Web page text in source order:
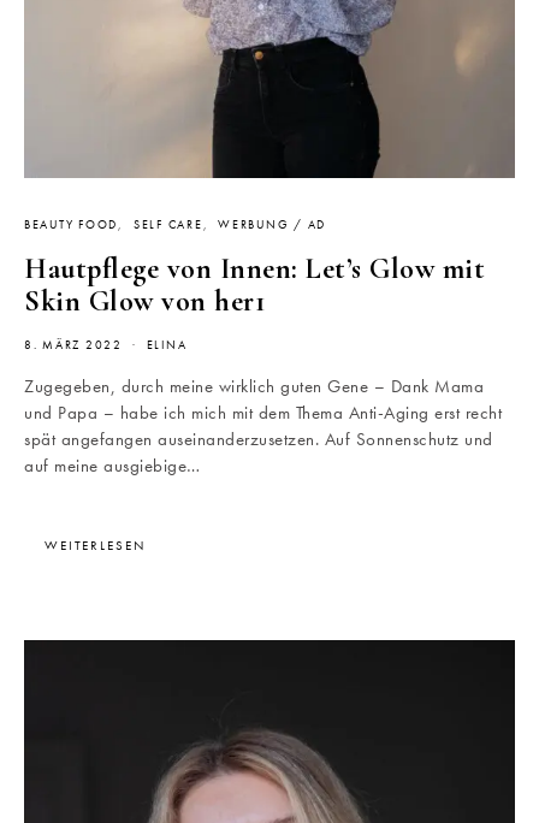
BEAUTY FOOD SELF CARE WERBUNG / AD
Hautpflege von Innen: Let’s Glow mit
Skin Glow von her1
8. MÄRZ 2022 ELINA
Zugegeben, durch meine wirklich guten Gene – Dank Mama
und Papa – habe ich mich mit dem Thema Anti-Aging erst recht
spät angefangen auseinanderzusetzen. Auf Sonnenschutz und
auf meine ausgiebige…
WEITERLESEN